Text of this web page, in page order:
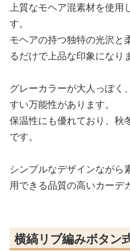
上質なモヘア混素材を使用
す。
モヘアの持つ独特の光沢と
るだけで上品な印象になり
グレーカラーが大人っぽく
すい万能性があります。
保温性にも優れており、秋
です。
シンプルなデザインながら
用できる品質の高いカーデ
横縞リブ編みボタン